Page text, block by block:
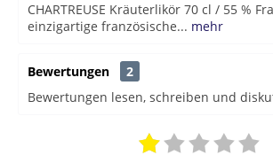
CHARTREUSE Kräuterlikör 70 cl / 55 %
einzigartige französische... mehr
Bewertungen
2
Bewertungen lesen, schreiben und